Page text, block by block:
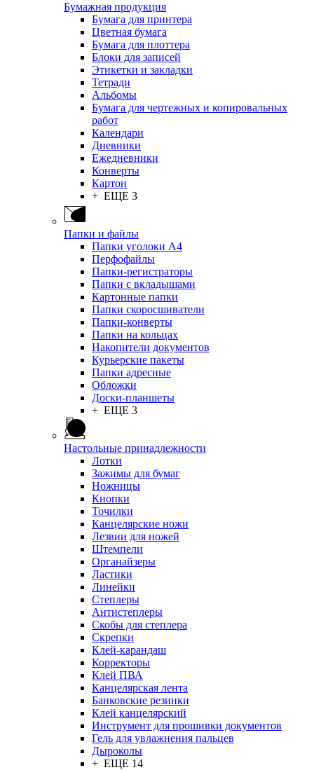
Бумажная продукция
Бумага для принтера
Цветная бумага
Бумага для плоттера
Блоки для записей
Этикетки и закладки
Тетради
Альбомы
Бумага для чертежных и копировальных
работ
Календари
Дневники
Ежедневники
Конверты
Картон
+ ЕЩЕ 3
Папки и файлы
Папки уголоки А4
Перфофайлы
Папки-регистраторы
Папки с вкладышами
Картонные папки
Папки скоросшиватели
Папки-конверты
Папки на кольцах
Накопители документов
Курьерские пакеты
Папки адресные
Обложки
Доски-планшеты
+ ЕЩЕ 3
Настольные принадлежности
Лотки
Зажимы для бумаг
Ножницы
Кнопки
Точилки
Канцелярские ножи
Лезвии для ножей
Штемпели
Органайзеры
Ластики
Линейки
Степлеры
Антистеплеры
Скобы для степлера
Скрепки
Клей-карандаш
Корректоры
Клей ПВА
Канцелярская лента
Банковские резинки
Клей канцелярский
Инструмент для прошивки документов
Гель для увлажнения пальцев
Дыроколы
+ ЕЩЕ 14